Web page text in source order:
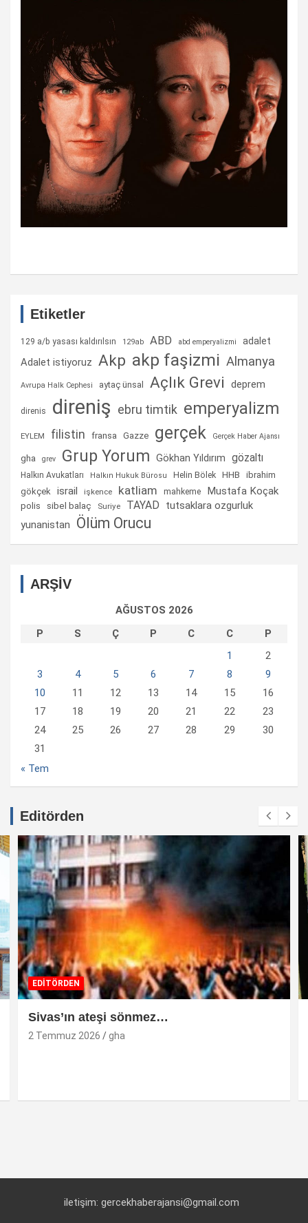
Etiketler
129 a/b yasası kaldırılsın 129ab ABD abd emperyalizmi adalet
Adalet istiyoruz Akp akp faşizmi Almanya
Avrupa Halk Cephesi aytaç ünsal Açlık Grevi deprem
direnis direniş ebru timtik emperyalizm
EYLEM filistin fransa Gazze gerçek Gerçek Haber Ajansı
gha grev Grup Yorum Gökhan Yıldırım gözaltı
Halkın Avukatları Halkın Hukuk Bürosu Helin Bölek HHB
ibrahim
gökçek israil işkence katliam mahkeme Mustafa Koçak
polis sibel balaç Suriye TAYAD
tutsaklara ozgurluk
yunanistan
Ölüm Orucu
ARŞİV
AĞUSTOS 2026
P
S Ç P C C
P
1
2
3
4 5 6 7 8
9
10
11 12 13 14 15
16
17
18 19 20 21 22
23
24
25 26 27 28 29
30
31
« Tem
Editörden
EDİTÖRDEN
Sivas’ın ateşi sönmez…
2 Temmuz 2026 gha
iletişim: gercekhaberajansi@gmail.com